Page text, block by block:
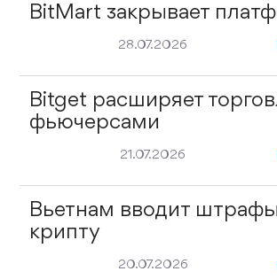
BitMart закрывает
28.07.2026
Bitget расширяет
фьючерсами
21.07.2026
Вьетнам вводит
крипту
20.07.2026